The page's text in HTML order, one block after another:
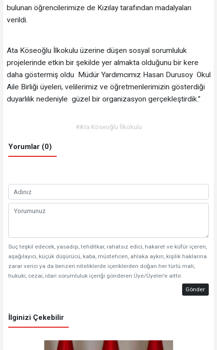
bulunan öğrencilerimize de Kızılay tarafından madalyaları
verildi.
Ata Köseoğlu İlkokulu üzerine düşen sosyal sorumluluk
projelerinde etkin bir şekilde yer almakta olduğunu bir kere
daha göstermiş oldu Müdür Yardımcımız Hasan Durusoy Okul
Aile Birliği üyeleri, velilerimiz ve öğretmenlerimizin gösterdiği
duyarlılık nedeniyle güzel bir organizasyon gerçekleştirdik.”
#Ata Köseoğlu İlkokulu
Yorumlar (0)
Suç teşkil edecek, yasadışı, tehditkar, rahatsız edici, hakaret ve küfür içeren,
aşağılayıcı, küçük düşürücü, kaba, müstehcen, ahlaka aykırı, kişilik haklarına
zarar verici ya da benzeri niteliklerde içeriklerden doğan her türlü mali,
hukuki, cezai, idari sorumluluk içeriği gönderen Üye/Üyeler’e aittir.
Gönder
İlginizi Çekebilir